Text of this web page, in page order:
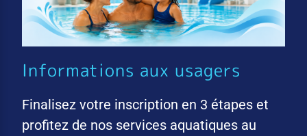
Informations aux usagers
Finalisez votre inscription en 3 étapes et
profitez de nos services aquatiques au